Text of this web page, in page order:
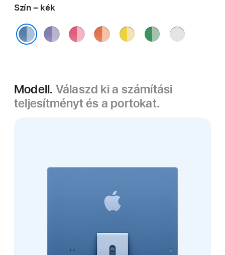
Szín – kék
lila rózsaszínnarancssárga zöld ezüst
Modell. Válaszd ki a számítási
teljesítményt és a portokat.